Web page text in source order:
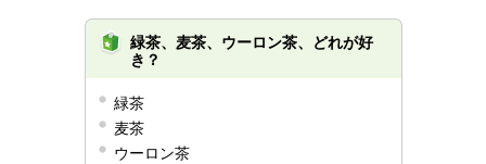
緑茶、麦茶、ウーロン茶、どれが好
き？
緑茶
麦茶
ウーロン茶